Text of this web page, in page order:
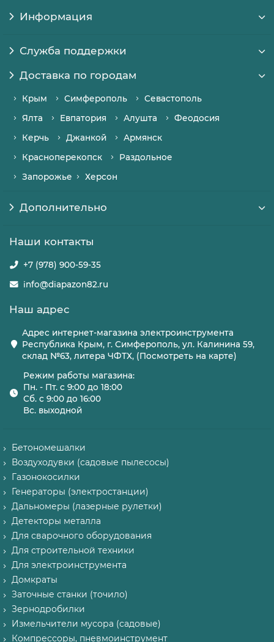
Информация
Служба поддержки
Доставка по городам
Крым Симферополь
Севастополь
Ялта
Евпатория Алушта
Феодосия
Керчь
Джанкой
Армянск
Красноперекопск
Раздольное
Запорожье
Херсон
Дополнительно
Наши контакты
+7 (978) 900-59-35
info@diapazon82.ru
Наш адрес
Адрес интернет-магазина электроинструмента
Республика Крым, г. Симферополь, ул. Калинина 59,
склад №63, литера ЧФТХ, (Посмотреть на карте)
Режим работы магазина:
Пн. - Пт. с 9:00 до 18:00
Сб. с 9:00 до 16:00
Вс. выходной
Бетономешалки
Воздуходувки (садовые пылесосы)
Газонокосилки
Генераторы (электростанции)
Дальномеры (лазерные рулетки)
Детекторы металла
Для сварочного оборудования
Для строительной техники
Для электроинструмента
Домкраты
Заточные станки (точило)
Зернодробилки
Измельчители мусора (садовые)
Компрессоры, пневмоинструмент